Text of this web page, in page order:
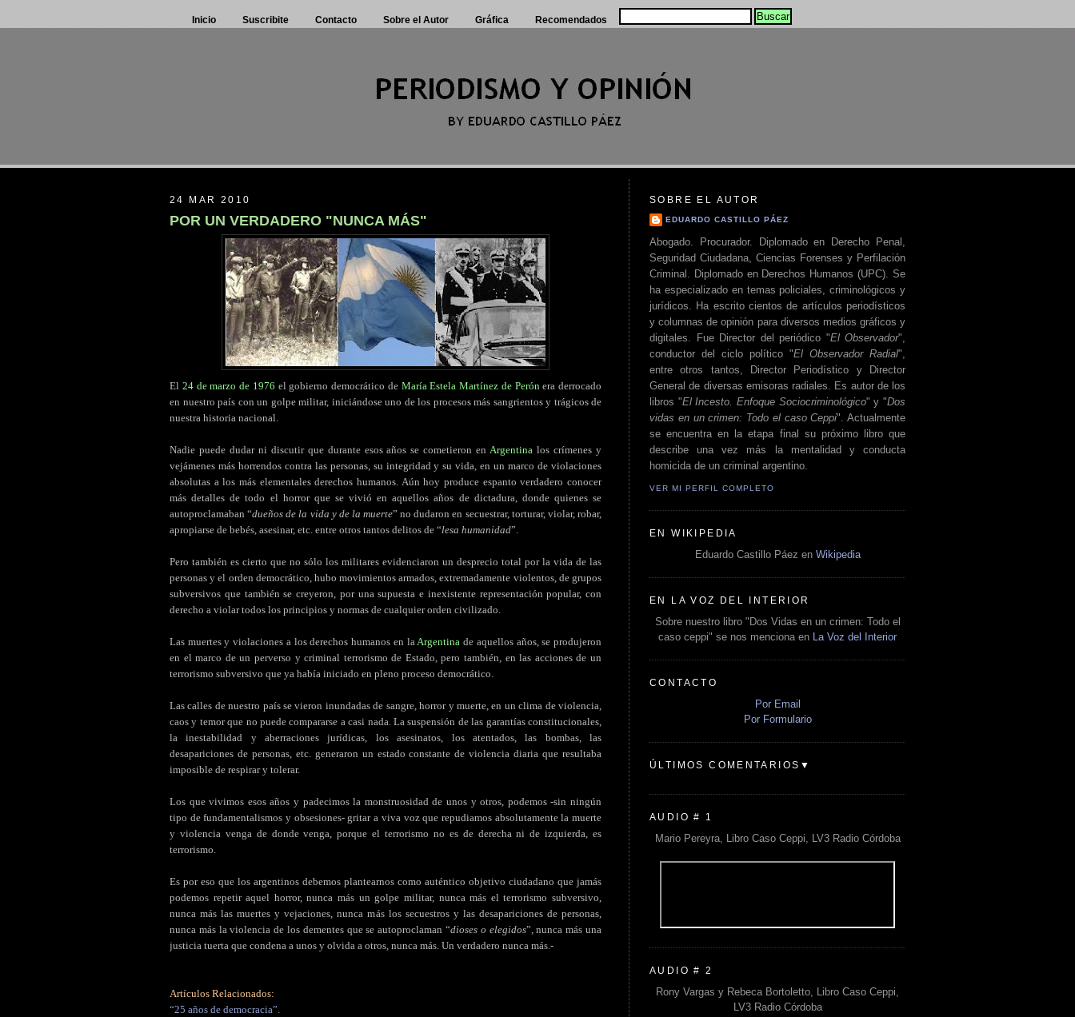
Inicio Suscribite Contacto Sobre el Autor Gráfica Recomendados
24 MAR 2010
POR UN VERDADERO "NUNCA MÁS"
El 24 de marzo de 1976 el gobierno democrático de María Estela Martínez de Perónera derrocado
en nuestro país con un golpe militar, iniciándose uno de los procesos más sangrientos y trágicos de
nuestra historia nacional.
Nadie puede dudar ni discutir que durante esos años se cometieron enArgentina los crímenes y
vejámenes más horrendos contra las personas, su integridad y su vida, en un marco de violaciones
absolutas a los más elementales derechos humanos. Aún hoy produce espanto verdadero conocer
más detalles de todo el horror que se vivió en aquellos años de dictadura, donde quienes se
autoproclamaban “dueños de la vida y de la muerte” no dudaron en secuestrar, torturar, violar, robar,
apropiarse de bebés, asesinar, etc. entre otros tantos delitos de “lesa humanidad”.
Pero también es cierto que no sólo los militares evidenciaron un desprecio total por la vida de las
personas y el orden democrático, hubo movimientos armados, extremadamente violentos, de grupos
subversivos que también se creyeron, por una supuesta e inexistente representación popular, con
derecho a violar todos los principios y normas de cualquier orden civilizado.
Las muertes y violaciones a los derechos humanos en laArgentina de aquellos años, se produjeron
en el marco de un perverso y criminal terrorismo de Estado, pero también, en las acciones de un
terrorismo subversivo que ya había iniciado en pleno proceso democrático.
Las calles de nuestro país se vieron inundadas de sangre, horror y muerte, en un clima de violencia,
caos y temor que no puede compararse a casi nada. La suspensión de las garantías constitucionales,
la inestabilidad y aberraciones jurídicas, los asesinatos, los atentados, las bombas, las
desapariciones de personas, etc. generaron un estado constante de violencia diaria que resultaba
imposible de respirar y tolerar.
Los que vivimos esos años y padecimos la monstruosidad de unos y otros, podemos -sin ningún
tipo de fundamentalismos y obsesiones- gritar a viva voz que repudiamos absolutamente la muerte
y violencia venga de donde venga, porque el terrorismo no es de derecha ni de izquierda, es
terrorismo.
Es por eso que los argentinos debemos plantearnos como auténtico objetivo ciudadano que jamás
podemos repetir aquel horror, nunca más un golpe militar, nunca más el terrorismo subversivo,
nunca más las muertes y vejaciones, nunca más los secuestros y las desapariciones de personas,
nunca más la violencia de los dementes que se autoproclaman “dioses o elegidos”, nunca más una
justicia tuerta que condena a unos y olvida a otros, nunca más. Un verdadero nunca más.-
Artículos Relacionados:
“25 años de democracia”.
SOBRE EL AUTOR
EDUARDO CASTILLO PÁEZ
Abogado. Procurador. Diplomado en Derecho Penal,
Seguridad Ciudadana, Ciencias Forenses y Perfilación
Criminal. Diplomado en Derechos Humanos (UPC). Se
ha especializado en temas policiales, criminológicos y
jurídicos. Ha escrito cientos de artículos periodísticos
y columnas de opinión para diversos medios gráficos y
digitales. Fue Director del periódico "El Observador",
conductor del ciclo político "El Observador Radial",
entre otros tantos, Director Periodístico y Director
General de diversas emisoras radiales. Es autor de los
libros "El Incesto. Enfoque Sociocriminológico" y "Dos
vidas en un crimen: Todo el caso Ceppi". Actualmente
se encuentra en la etapa final su próximo libro que
describe una vez más la mentalidad y conducta
homicida de un criminal argentino.
VER MI PERFIL COMPLETO
EN WIKIPEDIA
Eduardo Castillo Páez en Wikipedia
EN LA VOZ DEL INTERIOR
Sobre nuestro libro "Dos Vidas en un crimen: Todo el
caso ceppi" se nos menciona en
La Voz del Interior
CONTACTO
Por Email
Por Formulario
ÚLTIMOS COMENTARIOS▼
AUDIO # 1
Mario Pereyra, Libro Caso Ceppi, LV3 Radio Córdoba
AUDIO # 2
Rony Vargas y Rebeca Bortoletto, Libro Caso Ceppi,
LV3 Radio Córdoba